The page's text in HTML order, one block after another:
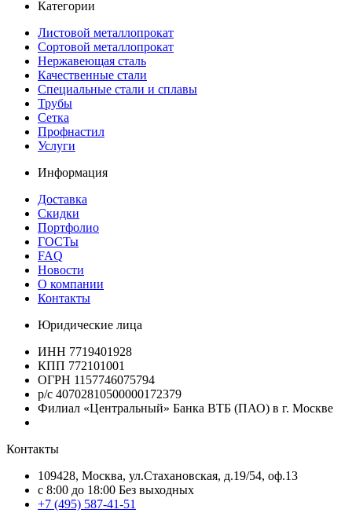
Категории
Листовой металлопрокат
Сортовой металлопрокат
Нержавеющая сталь
Качественные стали
Специальные стали и сплавы
Трубы
Сетка
Профнастил
Услуги
Информация
Доставка
Скидки
Портфолио
ГОСТы
FAQ
Новости
О компании
Контакты
Юридические лица
ИНН 7719401928
КПП 772101001
ОГРН 1157746075794
р/с 40702810500000172379
Филиал «Центральный» Банка ВТБ (ПАО) в г. Москве
Контакты
109428, Москва, ул.Стахановская, д.19/54, оф.13
c 8:00 до 18:00 Без выходных
+7 (495) 587-41-51